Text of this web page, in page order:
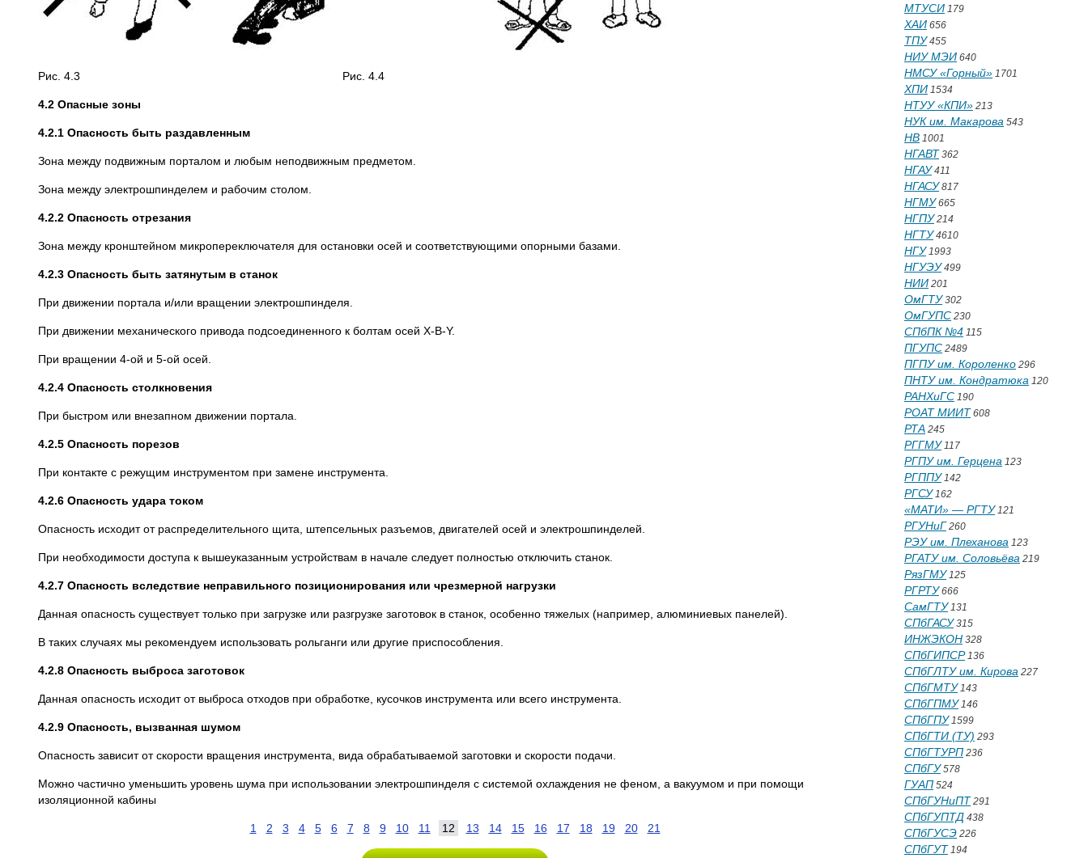
Рис. 4.3 Рис. 4.4
4.2 Опасные зоны
4.2.1 Опасность быть раздавленным
Зона между подвижным порталом и любым неподвижным предметом.
Зона между электрошпинделем и рабочим столом.
4.2.2 Опасность отрезания
Зона между кронштейном микропереключателя для остановки осей и соответствующими опорными базами.
4.2.3 Опасность быть затянутым в станок
При движении портала и/или вращении электрошпинделя.
При движении механического привода подсоединенного к болтам осей Х-В-Y.
При вращении 4-ой и 5-ой осей.
4.2.4 Опасность столкновения
При быстром или внезапном движении портала.
4.2.5 Опасность порезов
При контакте с режущим инструментом при замене инструмента.
4.2.6 Опасность удара током
Опасность исходит от распределительного щита, штепсельных разъемов, двигателей осей и электрошпинделей.
При необходимости доступа к вышеуказанным устройствам в начале следует полностью отключить станок.
4.2.7 Опасность вследствие неправильного позиционирования или чрезмерной нагрузки
Данная опасность существует только при загрузке или разгрузке заготовок в станок, особенно тяжелых (например, алюминиевых панелей).
В таких случаях мы рекомендуем использовать рольганги или другие приспособления.
4.2.8 Опасность выброса заготовок
Данная опасность исходит от выброса отходов при обработке, кусочков инструмента или всего инструмента.
4.2.9 Опасность, вызванная шумом
Опасность зависит от скорости вращения инструмента, вида обрабатываемой заготовки и скорости подачи.
Можно частично уменьшить уровень шума при использовании электрошпинделя с системой охлаждения не феном, а вакуумом и при помощи
изоляционной кабины
1 2 3 4 5 6 7 8 9 10 11 12 13 14 15 16 17 18 19 20 21
МТУСИ 179
ХАИ 656
ТПУ455
НИУ МЭИ 640
НМСУ «Горный» 1701
ХПИ 1534
НТУУ «КПИ» 213
НУК им. Макарова 543
НВ 1001
НГАВТ 362
НГАУ411
НГАСУ817
НГМУ665
НГПУ214
НГТУ4610
НГУ1993
НГУЭУ499
НИИ 201
ОмГТУ302
ОмГУПС 230
СПбПК №4 115
ПГУПС 2489
ПГПУ им. Короленко 296
ПНТУ им. Кондратюка 120
РАНХиГС 190
РОАТ МИИТ 608
РТА 245
РГГМУ117
РГПУ им. Герцена 123
РГППУ142
РГСУ162
«МАТИ» — РГТУ121
РГУНиГ 260
РЭУ им. Плеханова 123
РГАТУ им. Соловьёва 219
РязГМУ125
РГРТУ666
СамГТУ131
СПбГАСУ315
ИНЖЭКОН 328
СПбГИПСР136
СПбГЛТУ им. Кирова 227
СПбГМТУ143
СПбГПМУ146
СПбГПУ1599
СПбГТИ (ТУ) 293
СПбГТУРП 236
СПбГУ578
ГУАП 524
СПбГУНиПТ 291
СПбГУПТД 438
СПбГУСЭ 226
СПбГУТ 194